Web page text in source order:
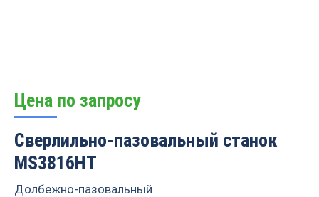
Цена по запросу
Сверлильно-пазовальный станок
MS3816HT
Долбежно-пазовальный